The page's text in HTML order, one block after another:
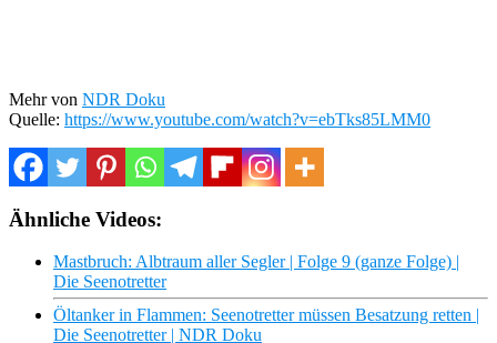
Mehr von NDR Doku
Quelle: https://www.youtube.com/watch?v=ebTks85LMM0
Ähnliche Videos:
Mastbruch: Albtraum aller Segler | Folge 9 (ganze Folge) |
Die Seenotretter
Öltanker in Flammen: Seenotretter müssen Besatzung retten |
Die Seenotretter | NDR Doku